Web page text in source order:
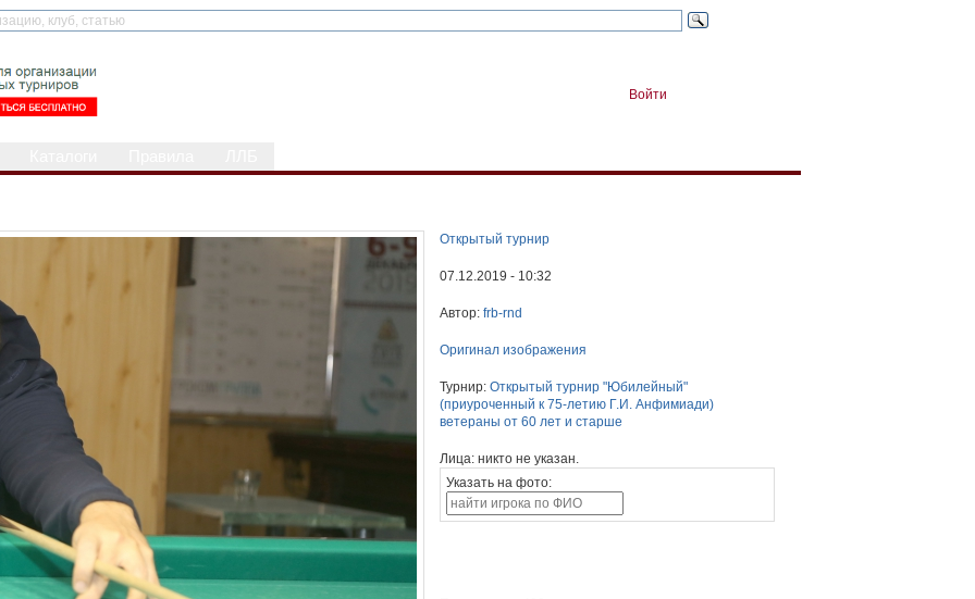
Войти
Открытый турнир
07.12.2019 - 10:32
Автор: frb-rnd
Оригинал изображения
Турнир: Открытый турнир "Юбилейный"
(приуроченный к 75-летию Г.И. Анфимиади)
ветераны от 60 лет и старше
Лица: никто не указан.
Указать на фото: